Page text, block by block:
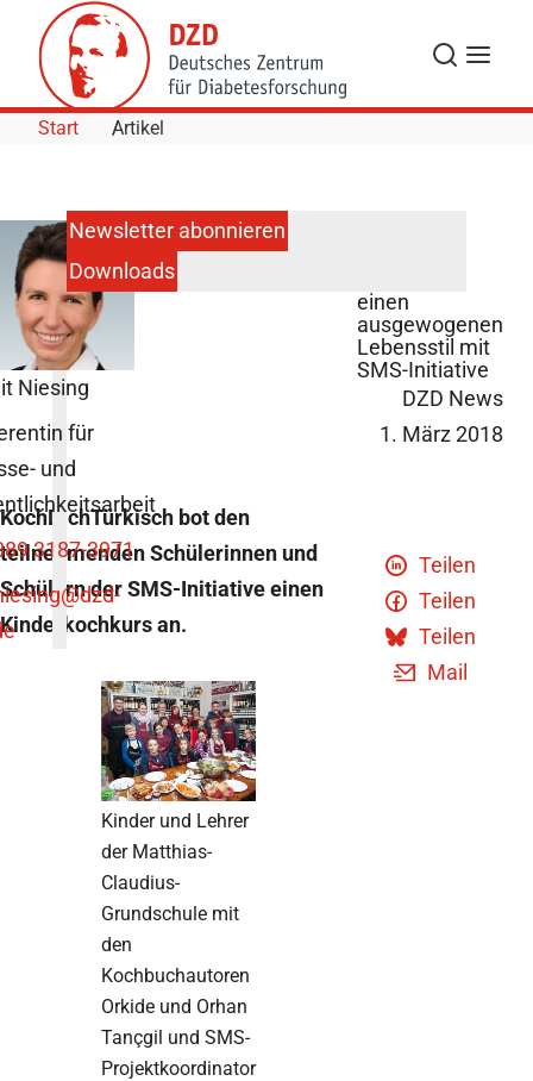
Skip to Content
Suche
Start Artikel
einen
ausgewogenen
Lebensstil mit
SMS-Initiative
DZD News
1. März 2018
KochDichTürkisch bot den
teilnehmenden Schülerinnen und
Schülern der SMS-Initiative einen
Kinderkochkurs an.
Kinder und Lehrer
der Matthias-
Claudius-
Grundschule mit
den
Kochbuchautoren
Orkide und Orhan
Tançgil und SMS-
Projektkoordinator
Teilen
Teilen
Teilen
Mail
Niesing
für
und
3187-3971
@dzd-
Newsletter abonnieren
Downloads